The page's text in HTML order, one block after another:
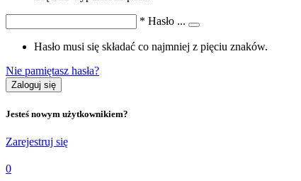
* Hasło ...
Hasło musi się składać co najmniej z pięciu znaków.
Nie pamiętasz hasła?
Zaloguj się
Jesteś nowym użytkownikiem?
Zarejestruj się
0